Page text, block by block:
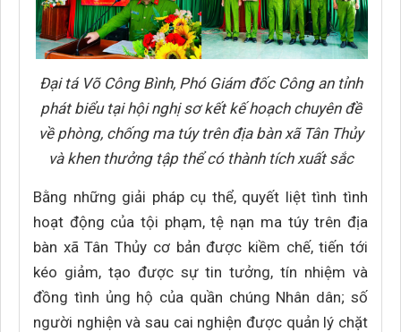
Đại tá Võ Công Bình, Phó Giám đốc Công an tỉnh
phát biểu tại hội nghị sơ kết kế hoạch chuyên đề
về phòng, chống ma túy trên địa bàn xã Tân Thủy
và khen thưởng tập thể có thành tích xuất sắc
Bằng những giải pháp cụ thể, quyết liệt tình tình
hoạt động của tội phạm, tệ nạn ma túy trên địa
bàn xã Tân Thủy cơ bản được kiềm chế, tiến tới
kéo giảm, tạo được sự tin tưởng, tín nhiệm và
đồng tình ủng hộ của quần chúng Nhân dân; số
người nghiện và sau cai nghiện được quản lý chặt